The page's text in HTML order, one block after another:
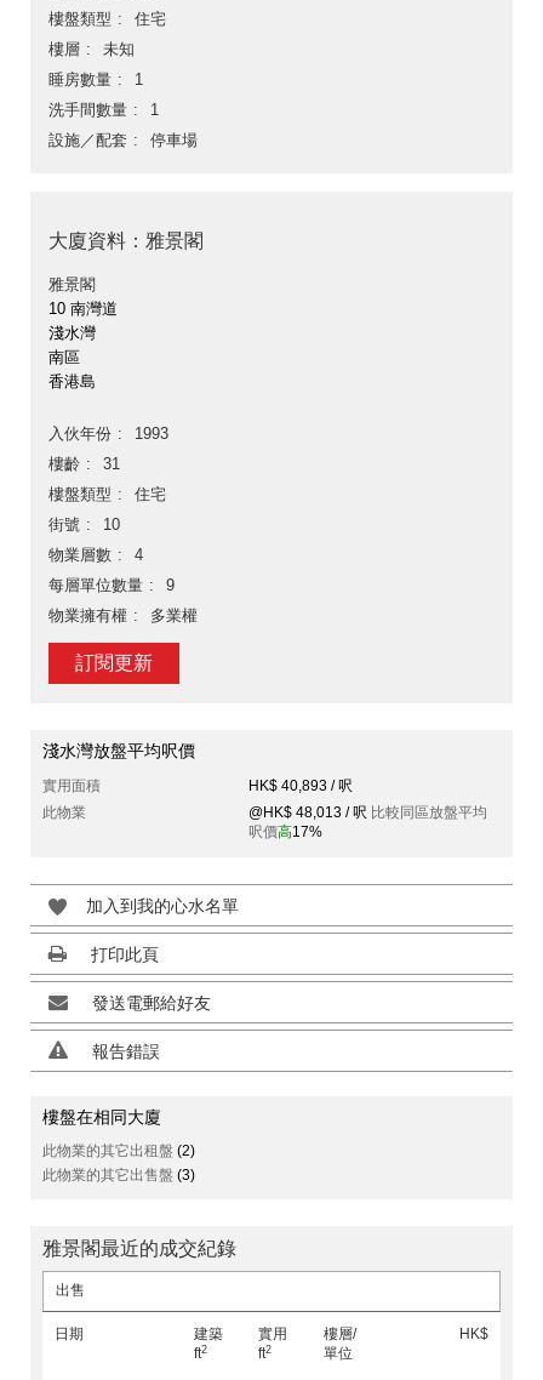
樓盤類型
住宅
樓層
未知
睡房數量
1
洗手間數量
1
設施／配套
停車場
大廈資料：雅景閣
雅景閣
10 南灣道
淺水灣
南區
香港島
入伙年份
1993
樓齡
31
樓盤類型
住宅
街號
10
物業層數
4
每層單位數量
9
物業擁有權
多業權
訂閱更新
淺水灣放盤平均呎價
實用面積
HK$ 40,893 / 呎
此物業
@HK$ 48,013 / 呎 比較同區放盤平均
呎價高17%
加入到我的心水名單
打印此頁
發送電郵給好友
報告錯誤
樓盤在相同大廈
此物業的其它出租盤 (2)
此物業的其它出售盤 (3)
雅景閣最近的成交紀錄
出售
日期
建築
ft2
實用
ft2
樓層/
單位
HK$